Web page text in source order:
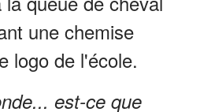
une chemise
logo de l'école.
est-ce que